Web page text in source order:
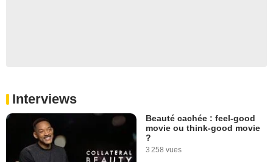
Interviews
Beauté cachée : feel-good
movie ou think-good movie
?
3 258 vues